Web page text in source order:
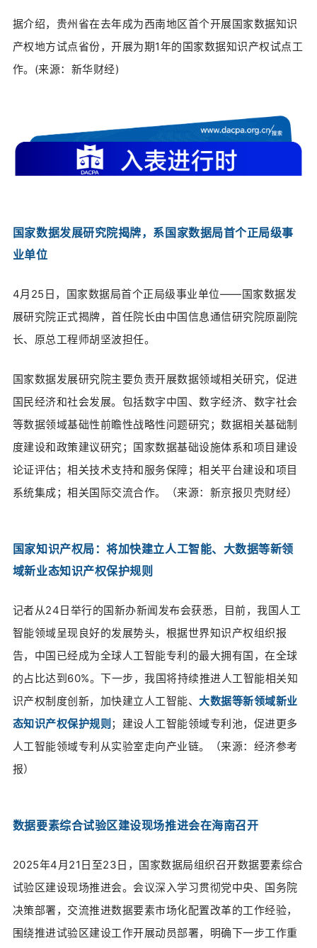
据介绍，贵州省在去年成为西南地区首个开展国家数据知识
产权地方试点省份，开展为期1年的国家数据知识产权试点工
作。(来源： 新华财经)
国家数据发展研究院揭牌，系国家数据局首个正局级事
业单位
4月25日，国家数据局首个正局级事业单位——国家数据发
展研究院正式揭牌，首任院长由中国信息通信研究院原副院
长、原总工程师胡坚波担任。
国家数据发展研究院主要负责开展数据领域相关研究，促进
国民经济和社会发展。包括数字中国、数字经济、数字社会
等数据领域基础性前瞻性战略性问题研究；数据相关基础制
度建设和政策建议研究；国家数据基础设施体系和项目建设
论证评估；相关技术支持和服务保障；相关平台建设和项目
系统集成；相关国际交流合作。（来源： 新京报贝壳财经）
国家知识产权局：将加快建立人工智能、大数据等新领
域新业态知识产权保护规则
记者从24日举行的国新办新闻发布会获悉，目前，我国人工
智能领域呈现良好的发展势头，根据世界知识产权组织报
告，中国已经成为全球人工智能专利的最大拥有国，在全球
的占比达到60%。下一步，我国将持续推进人工智能相关知
识产权制度创新，加快建立人工智能、 大数据等新领域新业
态知识产权保护规则 ；建设人工智能领域专利池，促进更多
人工智能领域专利从实验室走向产业链。
（来源： 经济参考
报）
数据要素综合试验区建设现场推进会在海南召开
2025年4月21日至23日，国家数据局组织召开数据要素综合
试验区建设现场推进会。会议深入学习贯彻党中央、国务院
决策部署，交流推进数据要素市场化配置改革的工作经验，
围绕推进试验区建设工作开展动员部署，明确下一步工作重